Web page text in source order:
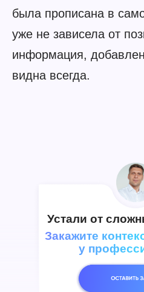
была прописана в
уже не зависела от
информация,
видна всегда.
Закажите
у
Устали от